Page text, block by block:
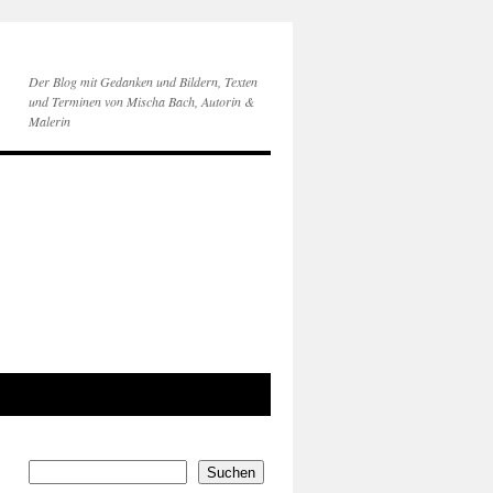
Der Blog mit Gedanken und Bildern, Texten
und Terminen von Mischa Bach, Autorin &
Malerin
Suchen